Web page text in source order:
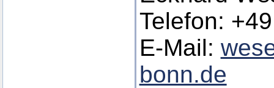
Telefon:
E-Mail:
bonn.de